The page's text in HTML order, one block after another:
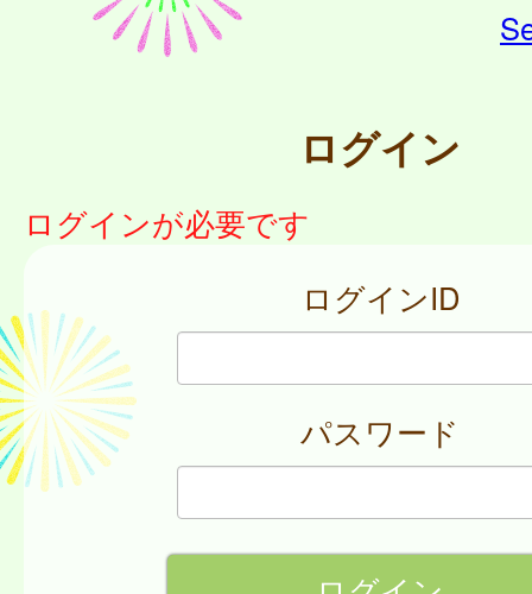
ログイン
ログインが必要です
ログインID
パスワード